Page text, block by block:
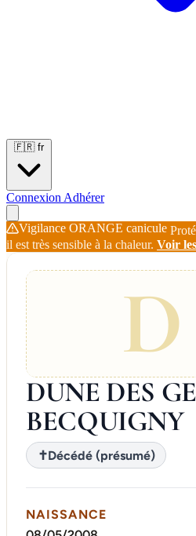
🇫🇷 fr
Connexion Adhérer
Vigilance ORANGE canicule
il est très sensible à la chaleur. Voir
D
DUNE DES
BECQUIGNY
✝Décédé (présumé)
NAISSANCE